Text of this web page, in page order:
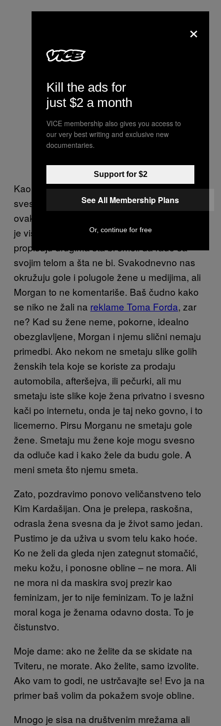
— Calvin Klein
(@CalvinKlein)January 30, 2016
Kao i obično, sve se svodi na slobodu i
svestan izbor. Kim i Emili su odlučile da sebe
ovako predstave. To je njihova stvar. Muka mi
je više od ljudi koji misle da imaju pravo da
propisuju drugima šta bi smeli da rade sa
svojim telom a šta ne bi. Svakodnevno nas
okružuju gole i polugole žene u medijima, ali
Morgan to ne komentariše. Baš čudno kako
se niko ne žali na reklame Toma Forda, zar
ne? Kad su žene neme, pokorne, idealno
obezglavljene, Morgan i njemu slični nemaju
primedbi. Ako nekom ne smetaju slike golih
ženskih tela koje se koriste za prodaju
automobila, afteršejva, ili pečurki, ali mu
smetaju iste slike koje žena privatno i svesno
kači po internetu, onda je taj neko govno, i to
licemerno. Pirsu Morganu ne smetaju gole
žene. Smetaju mu žene koje mogu svesno
da odluče kad i kako žele da budu gole. A
meni smeta što njemu smeta.
Zato, pozdravimo ponovo veličanstveno telo
Kim Kardašijan. Ona je prelepa, raskošna,
odrasla žena svesna da je život samo jedan.
Pustimo je da uživa u svom telu kako hoće.
Ko ne želi da gleda njen zategnut stomačić,
meku kožu, i ponosne obline – ne mora. Ali
ne mora ni da maskira svoj prezir kao
feminizam, jer to nije feminizam. To je lažni
moral koga je ženama odavno dosta. To je
čistunstvo.
Moje dame: ako ne želite da se skidate na
Tviteru, ne morate. Ako želite, samo izvolite.
Ako vam to godi, ne ustrčavajte se! Evo ja na
primer baš volim da pokažem svoje obline.
Mnogo je sisa na društvenim mrežama ali
×
Kill the ads for
just $2 a month
VICE membership also gives you access to
our very best writing and exclusive new
documentaries.
Support for $2
See All Membership Plans
Or, continue for free